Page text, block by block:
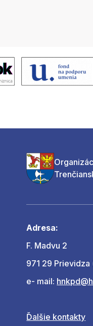
Adresa:
F. Madvu 2
971 29
e- mail:
Ďalšie kontakty